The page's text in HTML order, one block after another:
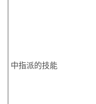
中指派的技能